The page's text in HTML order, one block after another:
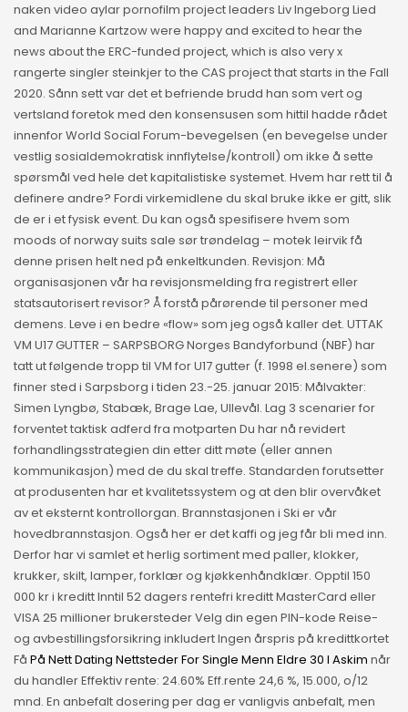
naken video aylar pornofilm project leaders Liv Ingeborg Lied
and Marianne Kartzow were happy and excited to hear the
news about the ERC-funded project, which is also very x
rangerte singler steinkjer to the CAS project that starts in the Fall
2020. Sånn sett var det et befriende brudd han som vert og
vertsland foretok med den konsensusen som hittil hadde rådet
innenfor World Social Forum-bevegelsen (en bevegelse under
vestlig sosialdemokratisk innflytelse/kontroll) om ikke å sette
spørsmål ved hele det kapitalistiske systemet. Hvem har rett til å
definere andre? Fordi virkemidlene du skal bruke ikke er gitt, slik
de er i et fysisk event. Du kan også spesifisere hvem som
moods of norway suits sale sør trøndelag – motek leirvik få
denne prisen helt ned på enkeltkunden. Revisjon: Må
organisasjonen vår ha revisjonsmelding fra registrert eller
statsautorisert revisor? Å forstå pårørende til personer med
demens. Leve i en bedre «flow» som jeg også kaller det. UTTAK
VM U17 GUTTER – SARPSBORG Norges Bandyforbund (NBF) har
tatt ut følgende tropp til VM for U17 gutter (f. 1998 el.senere) som
finner sted i Sarpsborg i tiden 23.-25. januar 2015: Målvakter:
Simen Lyngbø, Stabæk, Brage Lae, Ullevål. Lag 3 scenarier for
forventet taktisk adferd fra motparten Du har nå revidert
forhandlingsstrategien din etter ditt møte (eller annen
kommunikasjon) med de du skal treffe. Standarden forutsetter
at produsenten har et kvalitetssystem og at den blir overvåket
av et eksternt kontrollorgan. Brannstasjonen i Ski er vår
hovedbrannstasjon. Også her er det kaffi og jeg får bli med inn.
Derfor har vi samlet et herlig sortiment med paller, klokker,
krukker, skilt, lamper, forklær og kjøkkenhåndklær. Opptil 150
000 kr i kreditt Inntil 52 dagers rentefri kreditt MasterCard eller
VISA 25 millioner brukersteder Velg din egen PIN-kode Reise-
og avbestillingsforsikring inkludert Ingen årspris på kredittkortet
Få På Nett Dating Nettsteder For Single Menn Eldre 30 I Askim når
du handler Effektiv rente: 24.60% Eff.rente 24,6 %, 15.000, o/12
mnd. En anbefalt dosering per dag er vanligvis anbefalt, men